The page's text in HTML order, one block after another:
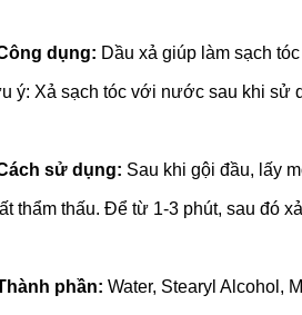
dụng: Dầu xả giúp làm sạch
ý: Xả sạch tóc với nước sau khi sử
sử dụng: Sau khi gội đầu, lấy
thẩm thấu. Để từ 1-3 phút, sau đó
phần: Water, Stearyl Alcohol,